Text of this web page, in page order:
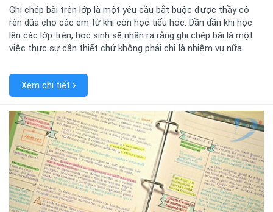
Ghi chép bài trên lớp là một yêu cầu bắt buộc được thầy cô
rèn dũa cho các em từ khi còn học tiểu học. Dần dần khi học
lên các lớp trên, học sinh sẽ nhận ra rằng ghi chép bài là một
việc thực sự cần thiết chứ không phải chỉ là nhiệm vụ nữa.
Xem chi tiết